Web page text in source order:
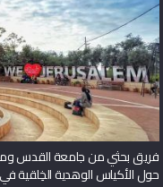
فريق بحثي من جامعة القدس
حول الأكياس الوهدية الخِلقية